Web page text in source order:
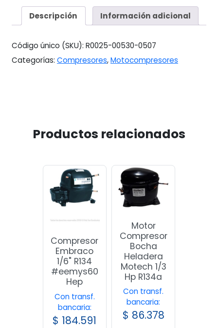
(r22)
220v/50hz
(reemp.
Akm26es)
cantidad
Descripción Información adicional
Código único (SKU): R0025-00530-0507
Categorías: Compresores,Motocompresores
Productos relacionados
Compresor
Embraco
1/6" R134
#eemys60
Hep
Con transf.
bancaria:
$ 184.591
Motor
Compresor
Bocha
Heladera
Motech 1/3
Hp R134a
Con transf.
bancaria:
$ 86.378